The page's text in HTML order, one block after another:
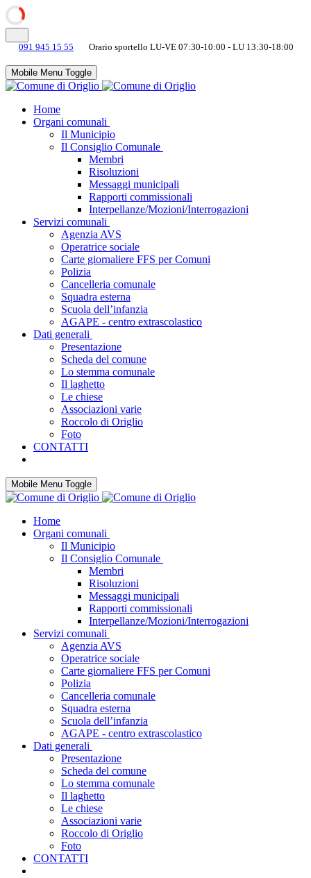
091 945 15 55 Orario sportello LU-VE 07:30-10:00 - LU 13:30-18:00
Mobile Menu Toggle
Home
Organi comunali
Il Municipio
Il Consiglio Comunale
Membri
Risoluzioni
Messaggi municipali
Rapporti commissionali
Interpellanze/Mozioni/Interrogazioni
Servizi comunali
Agenzia AVS
Operatrice sociale
Carte giornaliere FFS per Comuni
Polizia
Cancelleria comunale
Squadra esterna
Scuola dell’infanzia
AGAPE - centro extrascolastico
Dati generali
Presentazione
Scheda del comune
Lo stemma comunale
Il laghetto
Le chiese
Associazioni varie
Roccolo di Origlio
Foto
CONTATTI
Mobile Menu Toggle
Home
Organi comunali
Il Municipio
Il Consiglio Comunale
Membri
Risoluzioni
Messaggi municipali
Rapporti commissionali
Interpellanze/Mozioni/Interrogazioni
Servizi comunali
Agenzia AVS
Operatrice sociale
Carte giornaliere FFS per Comuni
Polizia
Cancelleria comunale
Squadra esterna
Scuola dell’infanzia
AGAPE - centro extrascolastico
Dati generali
Presentazione
Scheda del comune
Lo stemma comunale
Il laghetto
Le chiese
Associazioni varie
Roccolo di Origlio
Foto
CONTATTI